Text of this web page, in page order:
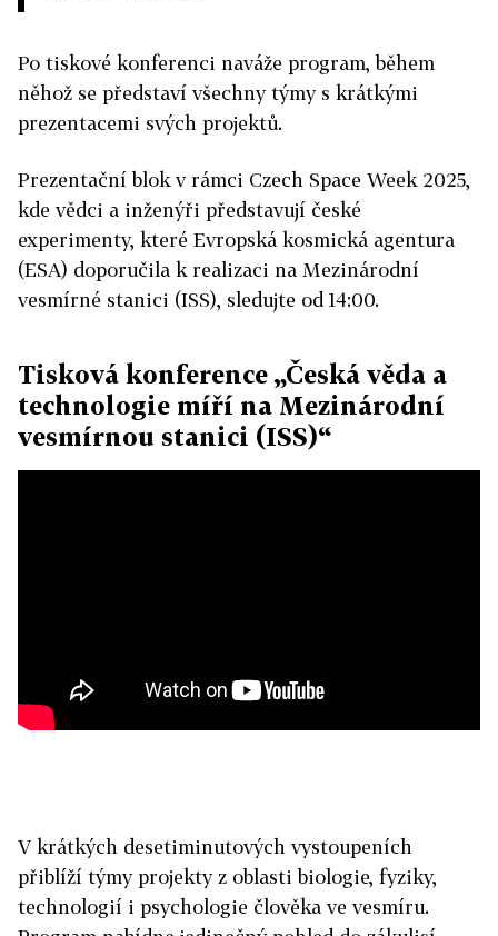
Po tiskové konferenci naváže program, během
něhož se představí všechny týmy s krátkými
prezentacemi svých projektů.
Prezentační blok v rámci Czech Space Week 2025,
kde vědci a inženýři představují české
experimenty, které Evropská kosmická agentura
(ESA) doporučila k realizaci na Mezinárodní
vesmírné stanici (ISS), sledujte od 14:00.
Tisková konference „Česká věda a
technologie míří na Mezinárodní
vesmírnou stanici (ISS)“
V krátkých desetiminutových vystoupeních
přiblíží týmy projekty z oblasti biologie, fyziky,
technologií i psychologie člověka ve vesmíru.